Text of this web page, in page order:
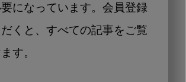
になっています。会員登録
だくと、すべての記事をご覧
す。